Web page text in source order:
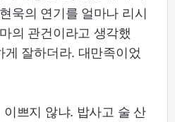
욱의 연기를 얼마나 리시
의 관건이라고 생각했
잘하더라. 대만족이었
쁘지 않냐. 밥사고 술 산